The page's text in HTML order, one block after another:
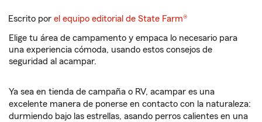
Escrito porel equipo editorial de State Farm®
Elige tu área de campamento y empaca lo necesario para
una experiencia cómoda, usando estos consejos de
seguridad al acampar.
Ya sea en tienda de campaña o RV, acampar es una
excelente manera de ponerse en contacto con la naturaleza:
durmiendo bajo las estrellas, asando perros calientes en una